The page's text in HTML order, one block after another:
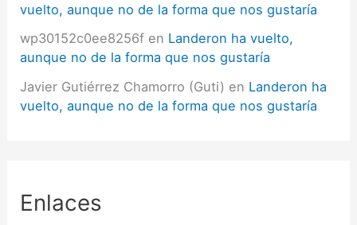
vuelto, aunque no de la forma que nos gustaría
wp30152c0ee8256f en Landeron ha vuelto,
aunque no de la forma que nos gustaría
Javier Gutiérrez Chamorro (Guti) en Landeron ha
vuelto, aunque no de la forma que nos gustaría
Enlaces